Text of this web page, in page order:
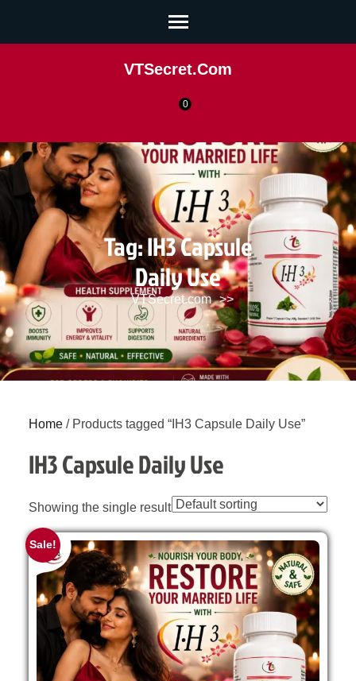
VTSecret.com
0
Tag:IH3 Capsule
Daily Use
VTSecret.com >>
Home / Products tagged “IH3 Capsule Daily Use”
IH3 Capsule Daily Use
Showing the single result
Sale!